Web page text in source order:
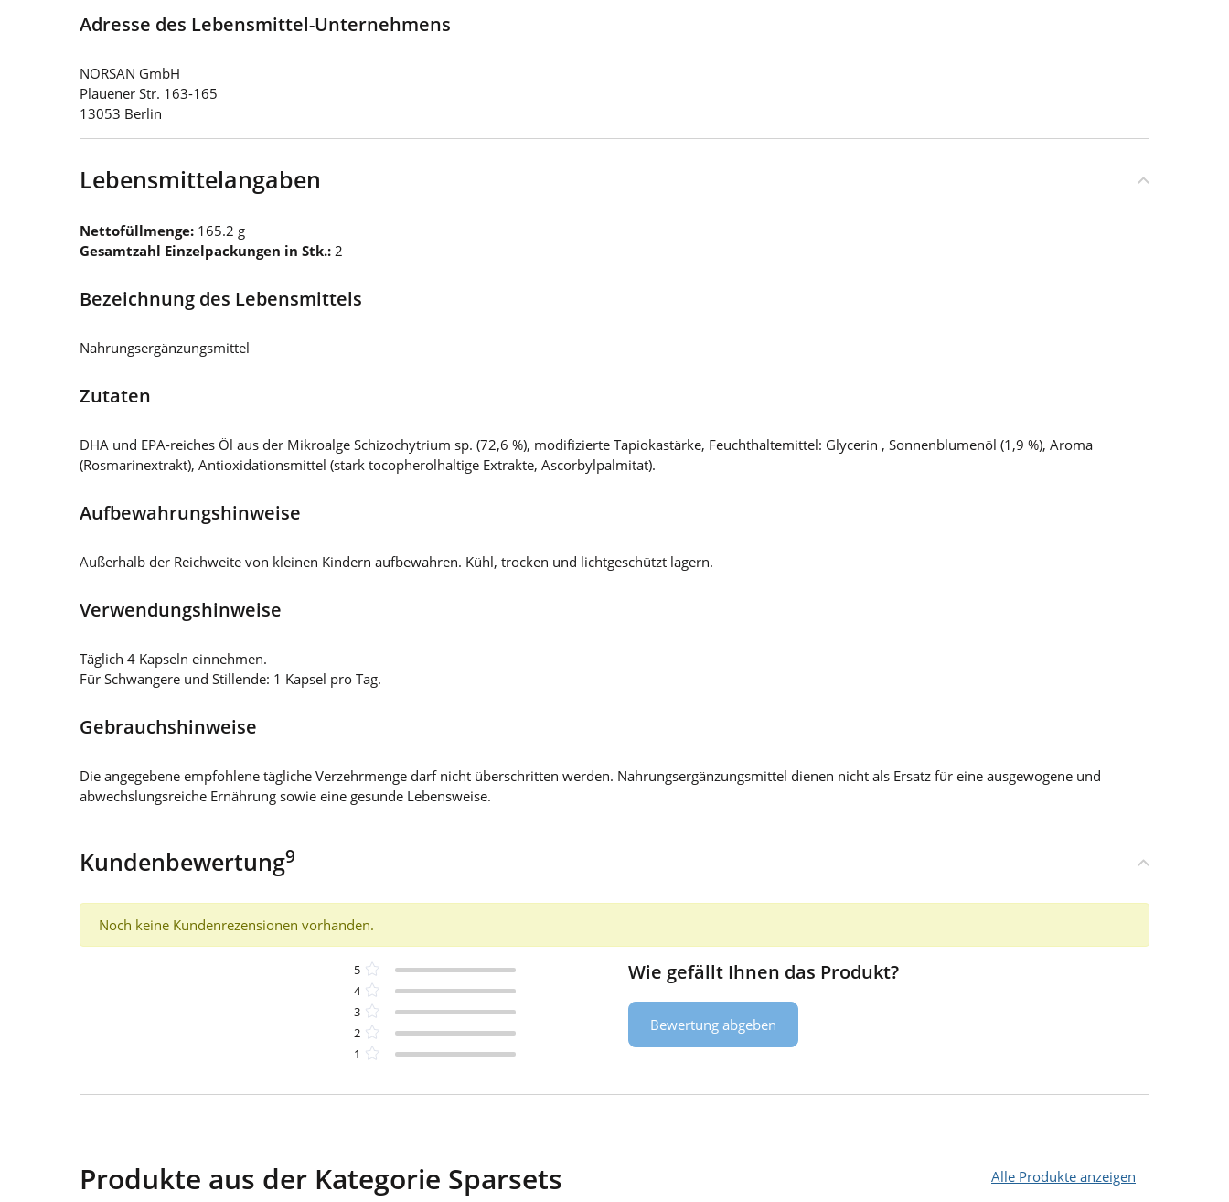
Adresse des Lebensmittel-Unternehmens
NORSAN GmbH
Plauener Str. 163-165
13053 Berlin
Lebensmittelangaben
Nettofüllmenge: 165.2 g
Gesamtzahl Einzelpackungen in Stk.: 2
Bezeichnung des Lebensmittels
Nahrungsergänzungsmittel
Zutaten
DHA und EPA-reiches Öl aus der Mikroalge Schizochytrium sp. (72,6 %), modifizierte Tapiokastärke, Feuchthaltemittel: Glycerin , Sonnenblumenöl (1,9 %), Aroma
(Rosmarinextrakt), Antioxidationsmittel (stark tocopherolhaltige Extrakte, Ascorbylpalmitat).
Aufbewahrungshinweise
Außerhalb der Reichweite von kleinen Kindern aufbewahren. Kühl, trocken und lichtgeschützt lagern.
Verwendungshinweise
Täglich 4 Kapseln einnehmen.
Für Schwangere und Stillende: 1 Kapsel pro Tag.
Gebrauchshinweise
Die angegebene empfohlene tägliche Verzehrmenge darf nicht überschritten werden. Nahrungsergänzungsmittel dienen nicht als Ersatz für eine ausgewogene und
abwechslungsreiche Ernährung sowie eine gesunde Lebensweise.
Kundenbewertung9
Noch keine Kundenrezensionen vorhanden.
5
4
3
2
1
Wie gefällt Ihnen das Produkt?
Bewertung abgeben
Produkte aus der Kategorie Sparsets Alle Produkte anzeigen